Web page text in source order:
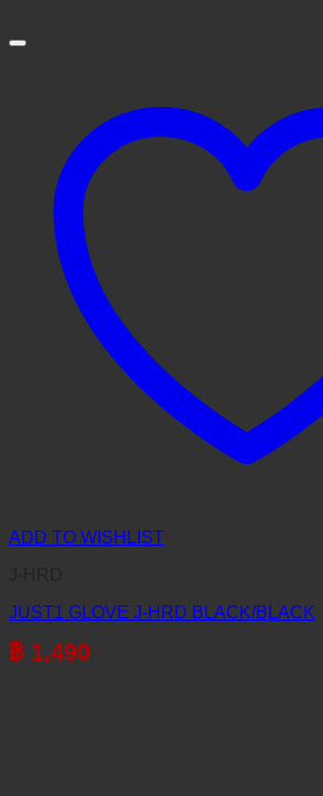
ADD TO WISHLIST
JUST1 GLOVE J-HRD BLACK/BLACK
฿ 1,490